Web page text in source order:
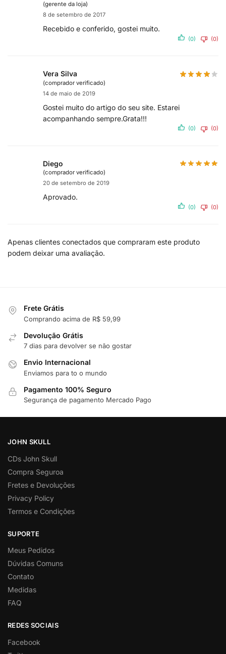
(gerente da loja)
8 de setembro de 2017
Recebido e conferido, gostei muito.
(0) (0)
Vera Silva
(comprador verificado)
14 de maio de 2019
Gostei muito do artigo do seu site. Estarei
acompanhando sempre.Grata!!!
(0) (0)
Diego
(comprador verificado)
20 de setembro de 2019
Aprovado.
(0) (0)
Apenas clientes conectados que compraram este produto
podem deixar uma avaliação.
Frete Grátis
Comprando acima de R$ 59,99
Devolução Grátis
7 dias para devolver se não gostar
Envio Internacional
Enviamos para to o mundo
Pagamento 100% Seguro
Segurança de pagamento Mercado Pago
JOHN SKULL
CDs John Skull
Compra Seguroa
Fretes e Devoluções
Privacy Policy
Termos e Condições
SUPORTE
Meus Pedidos
Dúvidas Comuns
Contato
Medidas
FAQ
REDES SOCIAIS
Facebook